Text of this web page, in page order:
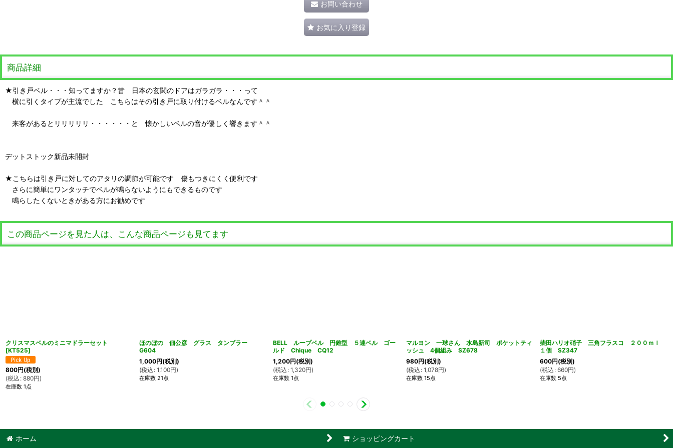
お問い合わせ
お気に入り登録
商品詳細
★引き戸ベル・・・知ってますか？昔 日本の玄関のドアはガラガラ・・・って
横に引くタイプが主流でした こちらはその引き戸に取り付けるベルなんです＾＾
来客があるとリリリリリ・・・・・・と 懐かしいベルの音が優しく響きます＾＾
デットストック新品未開封
★こちらは引き戸に対してのアタリの調節が可能です 傷もつきにくく便利です
さらに簡単にワンタッチでベルが鳴らないようにもできるものです
鳴らしたくないときがある方にお勧めです
この商品ページを見た人は、こんな商品ページも見てます
クリスマスベルのミニマドラーセット
[KT525]
800円(税別)
(税込 : 880円)
在庫数 1点
ほのぼの 佃公彦 グラス タンブラー
G604
1,000円(税別)
(税込 : 1,100円)
在庫数 21点
BELL ループベル 円錐型 ５連ベル ゴー
ルド Chique CQ12
1,200円(税別)
(税込 : 1,320円)
在庫数 1点
マルヨン 一球さん 水島新司 ポケットティ
ッシュ 4個組み SZ678
980円(税別)
(税込 : 1,078円)
在庫数 15点
柴田ハリオ硝子 三角フラスコ ２００ｍｌ
１個 SZ347
600円(税別)
(税込 : 660円)
在庫数 5点
ホーム ショッピングカート